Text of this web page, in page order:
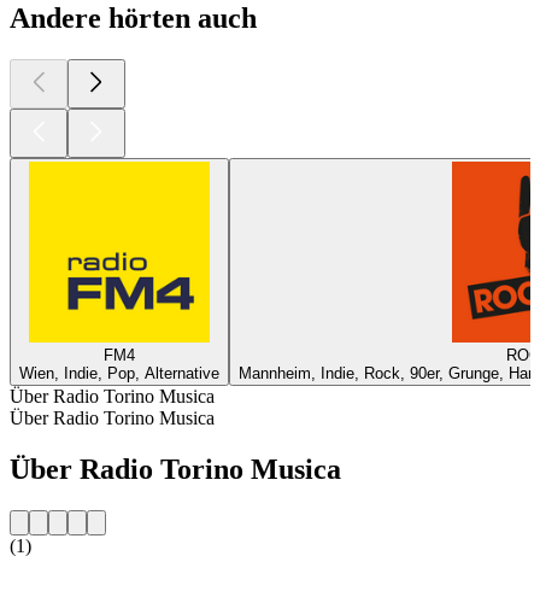
Andere hörten auch
FM4
Wien, Indie, Pop, Alternative
Mannheim, Indie, Rock, 90er, Grunge,
Über Radio Torino Musica
Über Radio Torino Musica
Über Radio Torino Musica
(1)